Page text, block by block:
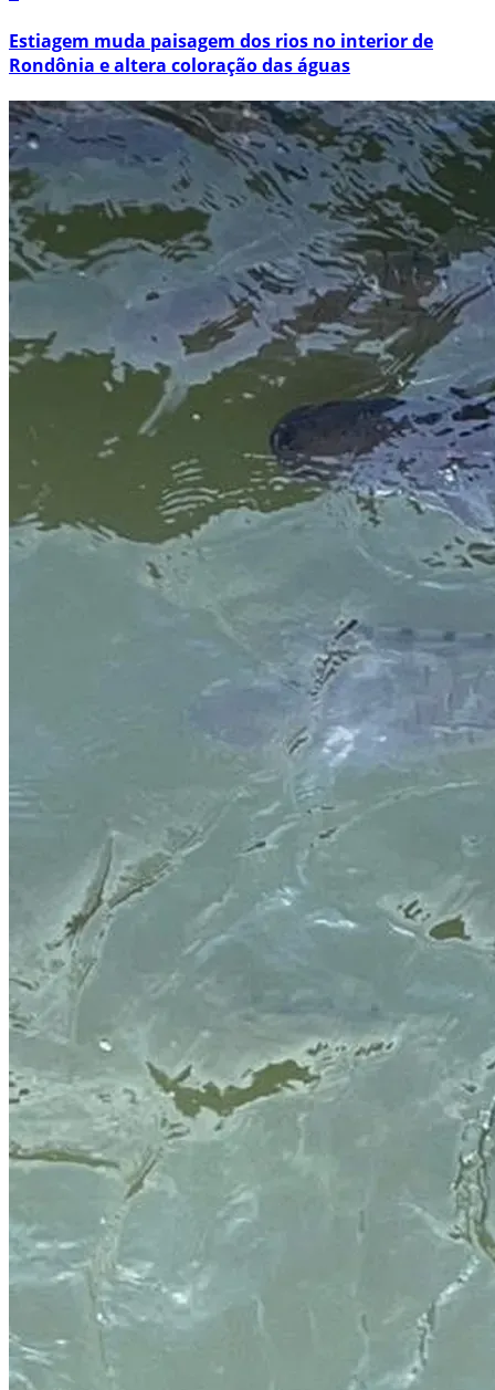
Estiagem muda paisagem dos rios no interior de
Rondônia e altera coloração das águas